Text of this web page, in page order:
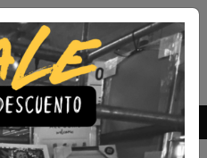
comprando 3 o más productos